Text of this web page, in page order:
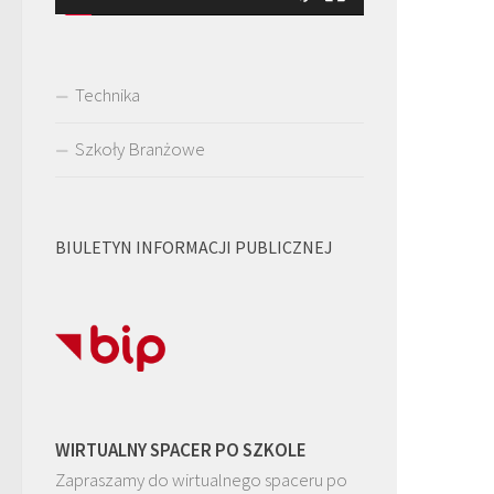
Technika
Szkoły Branżowe
BIULETYN INFORMACJI PUBLICZNEJ
WIRTUALNY SPACER PO SZKOLE
Zapraszamy do wirtualnego spaceru po